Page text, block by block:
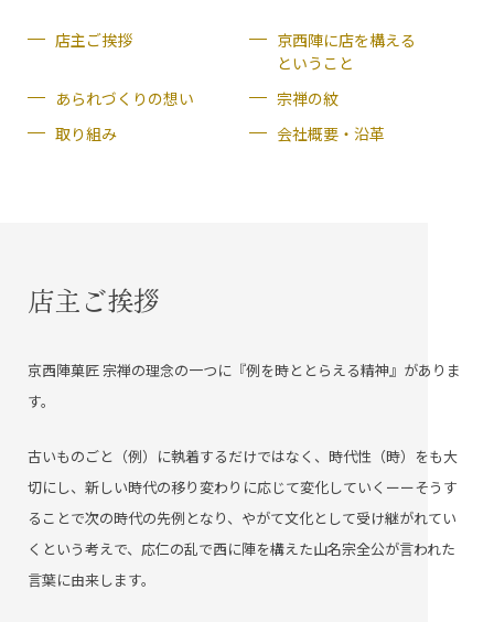
店主ご挨拶
京西陣に店を構える
ということ
あられづくりの想い
宗禅の紋
取り組み
会社概要・沿革
店主ご挨拶
京西陣菓匠 宗禅の理念の一つに『例を時ととらえる精神』がありま
す。
古いものごと（例）に執着するだけではなく、時代性（時）をも大
切にし、新しい時代の移り変わりに応じて変化していくーーそうす
ることで次の時代の先例となり、やがて文化として受け継がれてい
くという考えで、応仁の乱で西に陣を構えた山名宗全公が言われた
言葉に由来します。